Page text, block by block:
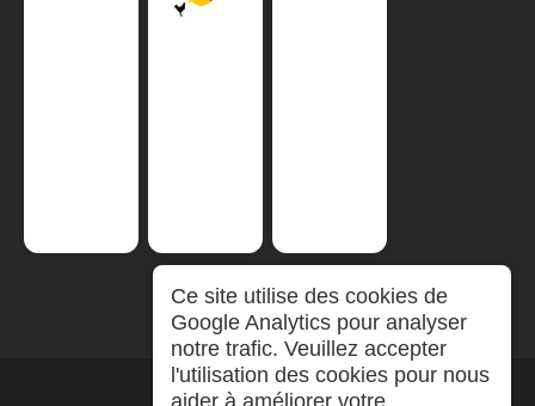
Ce site utilise des cookies de
Google Analytics pour analyser
notre trafic. Veuillez accepter
l'utilisation des cookies pour nous
aider à améliorer votre